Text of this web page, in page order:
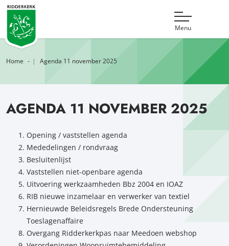
Menu
Home Agenda 11 november 2025
AGENDA 11 NOVEMBER 2025
Opening / vaststellen agenda
Mededelingen / rondvraag
Besluitenlijst
Vaststellen niet-openbare agenda
Uitvoering werkzaamheden Bbz 2004 en IOAZ
RIB nieuwe inzamelaar en verwerker van textiel
Hernieuwde Beleidsregels Brede Ondersteuning
Toeslagenaffaire
Overgang Ridderkerkpas naar Meedoen webshop